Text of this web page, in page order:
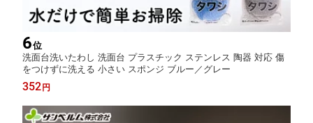
6位
洗面台洗いたわし 洗面台 プラスチック ステンレス 陶器 対応 傷
をつけずに洗える 小さい スポンジ ブルー／グレー
352 円